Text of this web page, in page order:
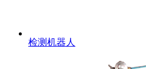
检测机器人